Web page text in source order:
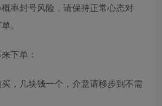
率封号风险，请保持正常心态对
。
下单：
，几块钱一个，介意请移步到不需